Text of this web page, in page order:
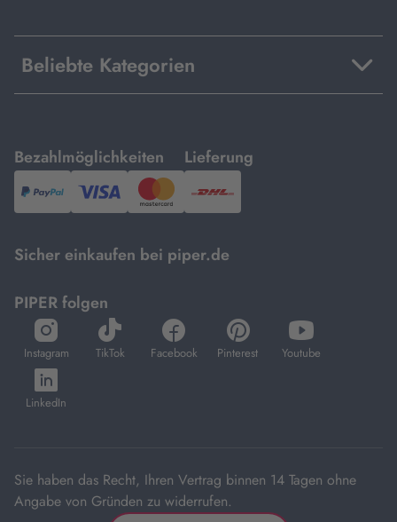
Beliebte Kategorien
Bezahlmöglichkeiten
mit
PayPal,Visa
und
Lieferung
mit
DHL.
Sicher einkaufen bei piper.de
PIPER folgen
Instagram
öffnet
in
neuem
Tab
TikTok
öffnet
in
Facebook
öffnet
in
Pinterest
öffnet
in
Youtube
öffnet
in
LinkedIn
öffnet
in
Sie haben das Recht, Ihren Vertrag binnen 14 Tagen ohne
Angabe von Gründen zu widerrufen.